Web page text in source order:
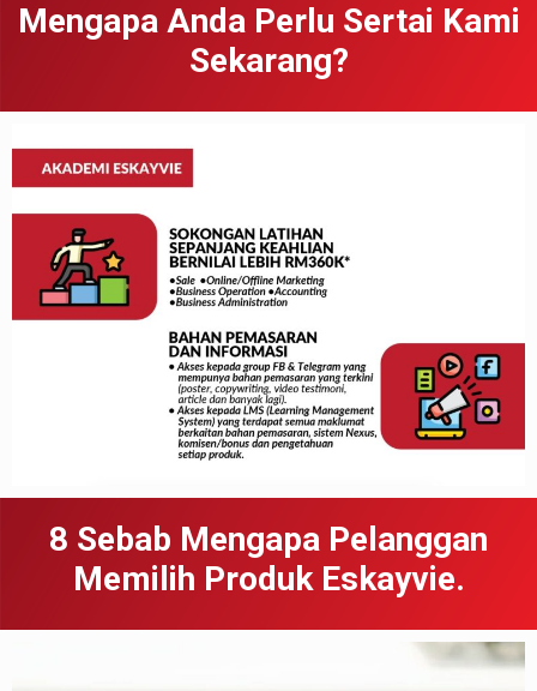
Mengapa Anda Perlu Sertai Kami
Sekarang?
8 Sebab Mengapa Pelanggan
Memilih Produk Eskayvie.